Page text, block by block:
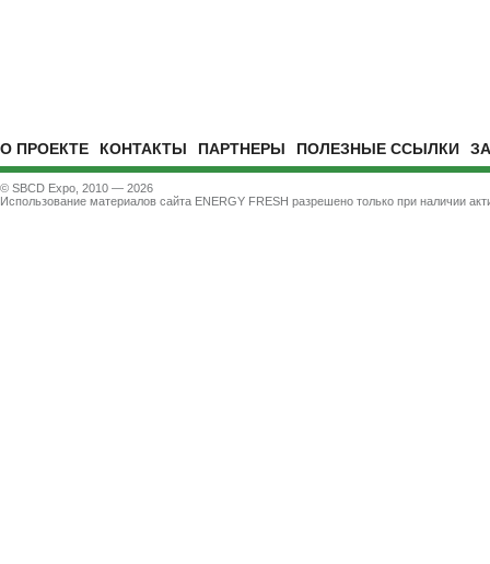
О ПРОЕКТЕ КОНТАКТЫ ПАРТНЕРЫ ПОЛЕЗНЫЕ ССЫЛКИ
© SBCD Expo, 2010 — 2026
Использование материалов сайта ENERGY FRESH разрешено только при наличии